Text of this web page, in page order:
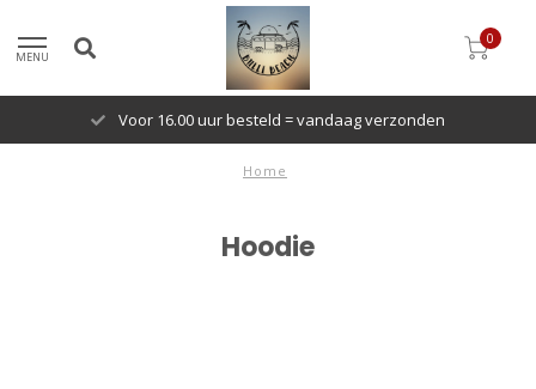
MENU
0
Voor 16.00 uur besteld = vandaag verzonden
Home
Hoodie